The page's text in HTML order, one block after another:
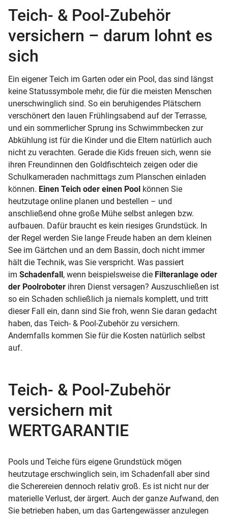
Teich- & Pool-Zubehör
versichern – darum lohnt es
sich
Ein eigener Teich im Garten oder ein Pool, das sind längst
keine Statussymbole mehr, die für die meisten Menschen
unerschwinglich sind. So ein beruhigendes Plätschern
verschönert den lauen Frühlingsabend auf der Terrasse,
und ein sommerlicher Sprung ins Schwimmbecken zur
Abkühlung ist für die Kinder und die Eltern natürlich auch
nicht zu verachten. Gerade die Kids freuen sich, wenn sie
ihren Freundinnen den Goldfischteich zeigen oder die
Schulkameraden nachmittags zum Planschen einladen
können. Einen Teich oder einen Pool können Sie
heutzutage online planen und bestellen – und
anschließend ohne große Mühe selbst anlegen bzw.
aufbauen. Dafür braucht es kein riesiges Grundstück. In
der Regel werden Sie lange Freude haben an dem kleinen
See im Gärtchen und an dem Bassin, doch nicht immer
hält die Technik, was Sie verspricht. Was passiert
im Schadenfall, wenn beispielsweise die Filteranlage oder
der Poolroboter ihren Dienst versagen? Auszuschließen ist
so ein Schaden schließlich ja niemals komplett, und tritt
dieser Fall ein, dann sind Sie froh, wenn Sie daran gedacht
haben, das Teich- & Pool-Zubehör zu versichern.
Andernfalls kommen Sie für die Kosten natürlich selbst
auf.
Teich- & Pool-Zubehör
versichern mit
WERTGARANTIE
Pools und Teiche fürs eigene Grundstück mögen
heutzutage erschwinglich sein, im Schadenfall aber sind
die Scherereien dennoch relativ groß. Es ist nicht nur der
materielle Verlust, der ärgert. Auch der ganze Aufwand, den
Sie betrieben haben, um das Gartengewässer anzulegen